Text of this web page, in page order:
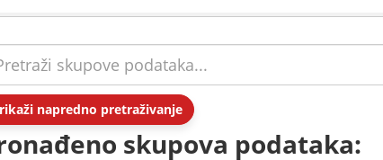
napredno pretraživanje
skupova podataka: